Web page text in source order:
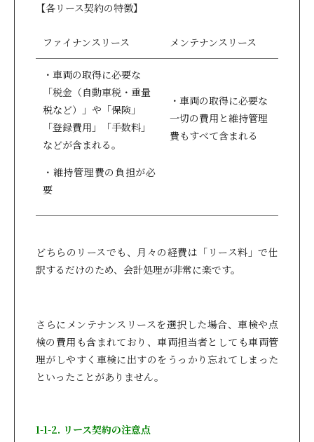
【各リース契約の特徴】
ファイナンスリース メンテナンスリース
・車両の取得に必要な
「税金（自動車税・重量
税など）」や「保険」
「登録費用」「手数料」
などが含まれる。
・維持管理費の負担が必
要
・車両の取得に必要な
一切の費用と維持管理
費もすべて含まれる
どちらのリースでも、月々の経費は「リース料」で仕
訳するだけのため、会計処理が非常に楽です。
さらにメンテナンスリースを選択した場合、車検や点
検の費用も含まれており、車両担当者としても車両管
理がしやすく車検に出すのをうっかり忘れてしまった
といったことがありません。
1-1-2. リース契約の注意点